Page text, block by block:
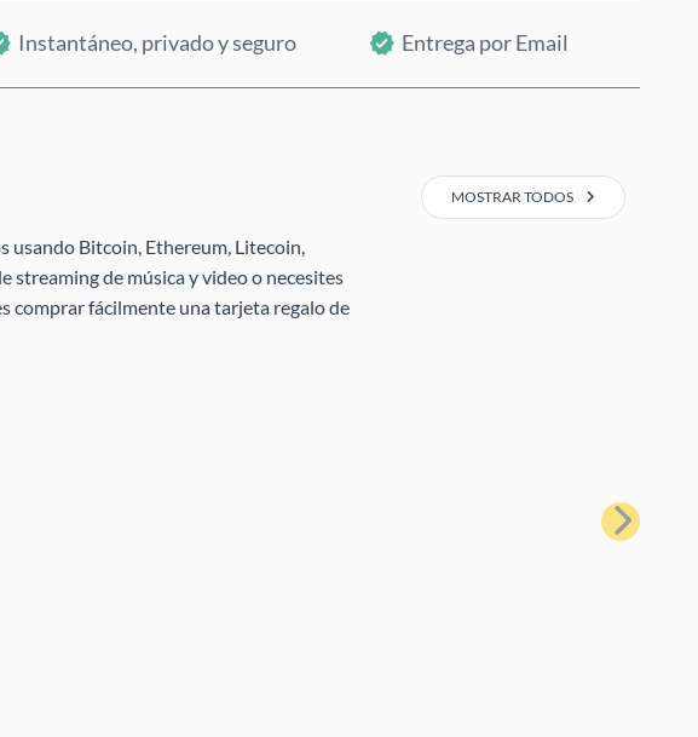
Instantáneo, privado y seguro Entrega por Email
usando Bitcoin, Ethereum, Litecoin,
streaming de música y video o necesites
comprar fácilmente una tarjeta regalo de
MOSTRAR TODOS
Siguiente